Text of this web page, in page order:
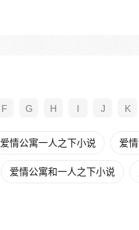
F G H I J K
爱情公寓一人之下小说 爱
爱情公寓和一人之下小说